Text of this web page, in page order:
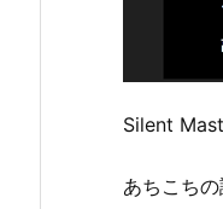
Silent
あちこち